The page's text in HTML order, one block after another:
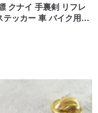
クナイ 手裏剣 リフレ
テッカー 車 バイク用ス
防水 反射ステッカー